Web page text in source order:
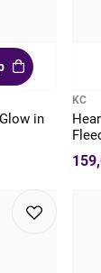
in
KC